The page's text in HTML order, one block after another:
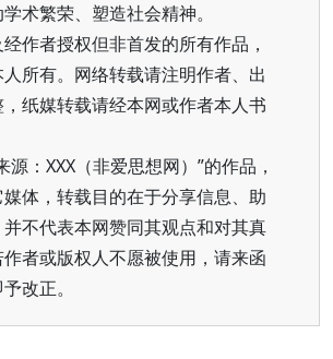
术繁荣、塑造社会精神。
作者授权但非首发的所有作品，
所有。网络转载请注明作者、出
纸媒转载请经本网或作者本人书
源：XXX（非爱思想网）”的作品，
体，转载目的在于分享信息、助
不代表本网赞同其观点和对其真
者或版权人不愿被使用，请来函
改正。